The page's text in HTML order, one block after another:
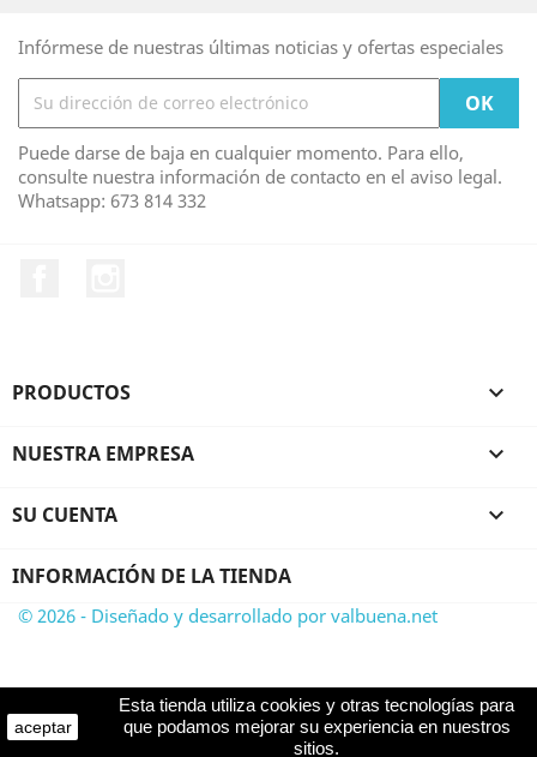
Infórmese de nuestras últimas noticias y ofertas especiales
Puede darse de baja en cualquier momento. Para ello,
consulte nuestra información de contacto en el aviso legal.
Whatsapp: 673 814 332
PRODUCTOS 
NUESTRA EMPRESA 
SU CUENTA 
INFORMACIÓN DE LA TIENDA
aceptar
Esta tienda utiliza cookies y otras tecnologías para
que podamos mejorar su experiencia en nuestros
sitios.
© 2026 - Diseñado y desarrollado por valbuena.net